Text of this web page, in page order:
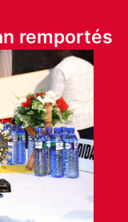
remportés